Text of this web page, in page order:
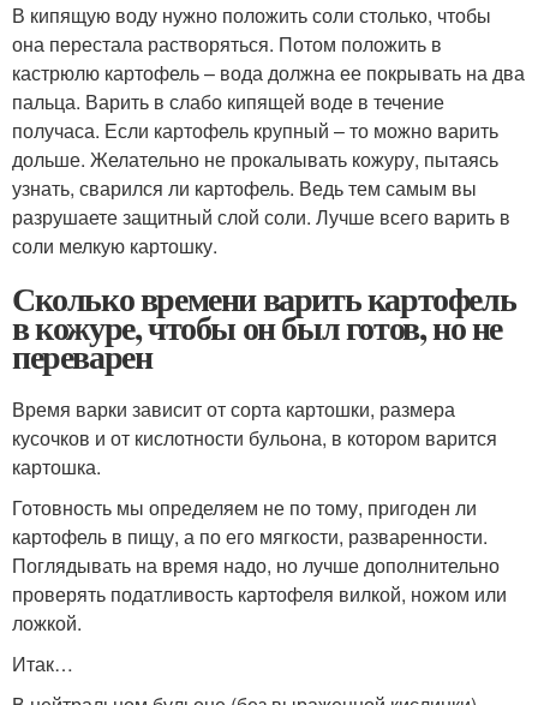
В кипящую воду нужно положить соли столько, чтобы
она перестала растворяться. Потом положить в
кастрюлю картофель – вода должна ее покрывать на два
пальца. Варить в слабо кипящей воде в течение
получаса. Если картофель крупный – то можно варить
дольше. Желательно не прокалывать кожуру, пытаясь
узнать, сварился ли картофель. Ведь тем самым вы
разрушаете защитный слой соли. Лучше всего варить в
соли мелкую картошку.
Сколько времени варить картофель
в кожуре, чтобы он был готов, но не
переварен
Время варки зависит от сорта картошки, размера
кусочков и от кислотности бульона, в котором варится
картошка.
Готовность мы определяем не по тому, пригоден ли
картофель в пищу, а по его мягкости, разваренности.
Поглядывать на время надо, но лучше дополнительно
проверять податливость картофеля вилкой, ножом или
ложкой.
Итак…